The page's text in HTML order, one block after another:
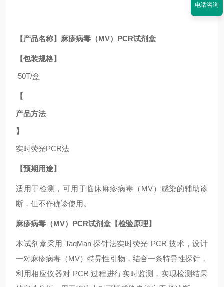
【产品名称】麻疹病毒（MV）PCR试剂盒
【包装规格】
50T/盒
【
产品方法
】
实时荧光PCR法
【预期用途】
适用于检测，可用于临床麻疹病毒（MV） 感染的辅助诊
断，但不作确诊使用。
麻疹病毒（MV）PCR试剂盒【检验原理】
本试剂盒采用 TaqMan 探针法实时荧光 PCR 技术，设计
一对麻疹病毒（MV）特异性引物，结合一条特异性探针，
利用相应仪器对 PCR 过程进行实时监测，实现检测结果
电话咨询